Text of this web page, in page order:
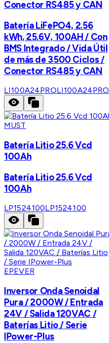
Conector RS485 y CAN
Batería LiFePO4, 2.56
kWh, 25.6V, 100AH / Con
BMS Integrado / Vida Útil
de más de 3500 Ciclos /
Conector RS485 y CAN
LI100A24PROLI100A24PRO
MUST
Batería Litio 25.6 Vcd
100Ah
Batería Litio 25.6 Vcd
100Ah
LP1524100LP1524100
EPEVER
Inversor Onda Senoidal
Pura / 2000W / Entrada
24V / Salida 120VAC /
Baterías Litio / Serie
IPower-Plus